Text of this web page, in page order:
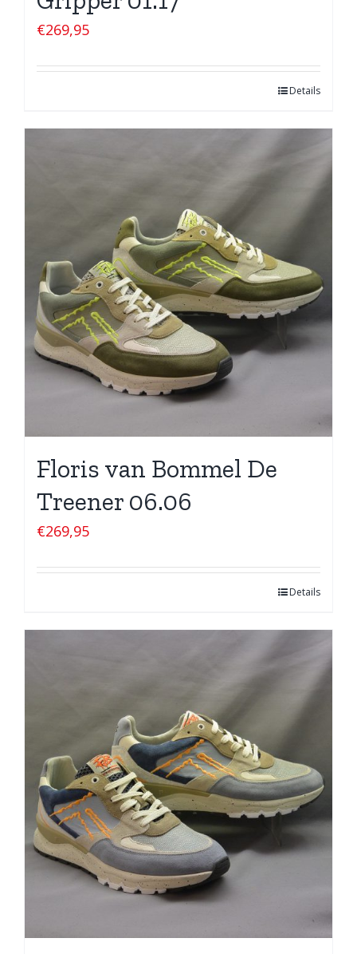
€269,95
Details
Floris van Bommel De
Treener 06.06
€269,95
Details